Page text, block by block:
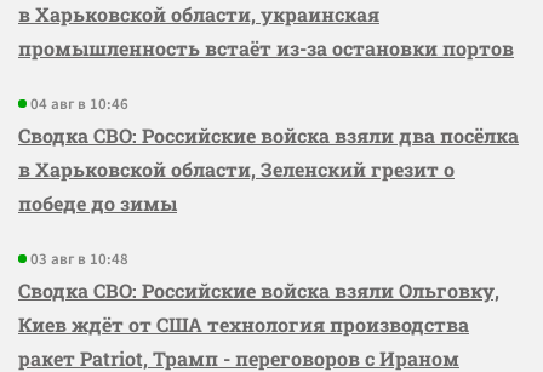
в Харьковской области, украинская
промышленность встаёт из-за остановки портов
04 авг в 10:46
Сводка СВО: Российские войска взяли два посёлка
в Харьковской области, Зеленский грезит о
победе до зимы
03 авг в 10:48
Сводка СВО: Российские войска взяли Ольговку,
Киев ждёт от США технология производства
ракет Patriot, Трамп - переговоров с Ираном